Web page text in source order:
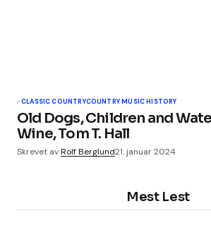
CLASSIC COUNTRYCOUNTRY MUSIC HISTORY
Old Dogs, Children and
Wine, Tom T. Hall
Skrevet avRolf Berglund21. januar 2024
Mest Lest